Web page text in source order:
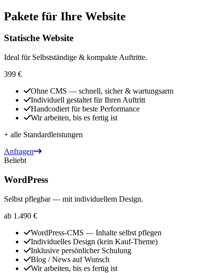
Pakete für Ihre Website
Statische Website
Ideal für Selbstständige & kompakte Auftritte.
399 €
Ohne CMS — schnell, sicher & wartungsarm
Individuell gestaltet für Ihren Auftritt
Handcodiert für beste Performance
Wir arbeiten, bis es fertig ist
+ alle Standardleistungen
Anfragen
Beliebt
WordPress
Selbst pflegbar — mit individuellem Design.
ab 1.490 €
WordPress-CMS — Inhalte selbst pflegen
Individuelles Design (kein Kauf-Theme)
Inklusive persönlicher Schulung
Blog / News auf Wunsch
Wir arbeiten, bis es fertig ist